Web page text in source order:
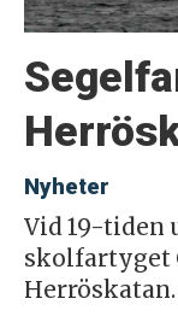
Nyheter
Vid 19-tiden
skolfartyget
Herröskatan.